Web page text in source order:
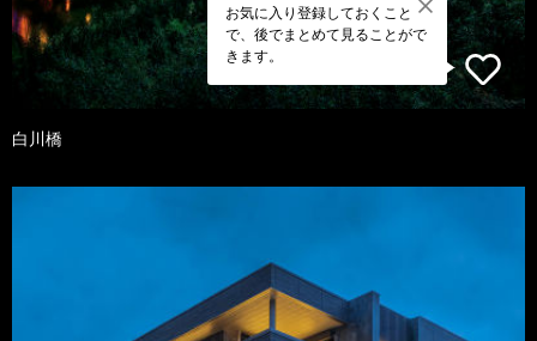
お気に入り登録しておくこと
で、後でまとめて見ることがで
きます。
白川橋